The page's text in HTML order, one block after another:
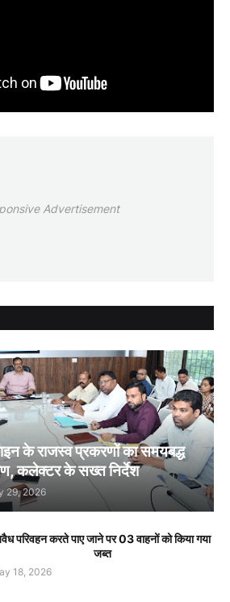
Advertisement
के राजस्व प्रकरणों का समयबद्ध
कलेक्टर के सख्त निर्देश
29, 2026
परिवहन करते पाए जाने पर 03 वाहनों को किया गया
जब्त
18, 2026